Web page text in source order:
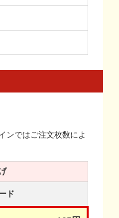
ンではご注文枚数によ
ド